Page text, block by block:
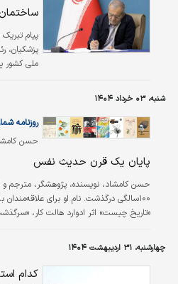
ساختمان
پیام
پزشکیان،
ملی کشور
شنبه، ۰۳ خرداد ۱۴۰۴
حسن
روزنامه شماره
پایان یک قرن حدیث نفس
حسن کامشاد، نویسنده، پژوهشگر، مترجم و
۱۰۰سالگی درگذشت. نام او برای
«تاریخ چیست» اثر ادوارد هالت کار،
اثر دان کیوپت گره خورده اما شاید
طنازانه روایت شده، مسیر زندگی این چهره
چهارشنبه، ۳۱ اردیبهشت ۱۴۰۴
کدام